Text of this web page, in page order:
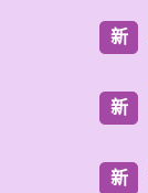
新
新
新